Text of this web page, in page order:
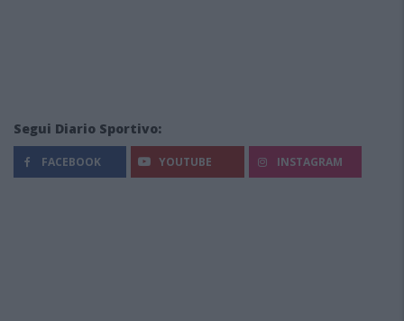
Segui Diario Sportivo:
FACEBOOK YOUTUBE INSTAGRAM